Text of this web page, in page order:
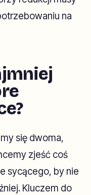
na
się dwoma,
zjeść coś
sycącego, by nie
Kluczem do